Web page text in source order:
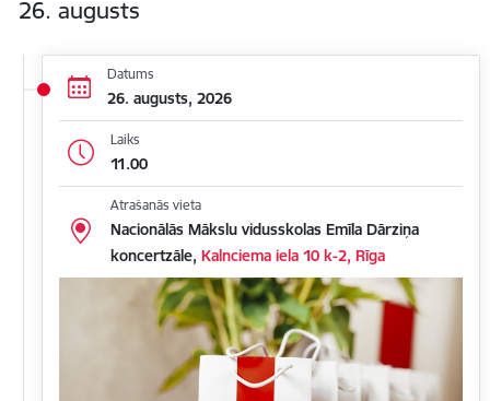
26. augusts
Datums
26. augusts, 2026
Laiks
11.00
Atrašanās vieta
Nacionālās Mākslu vidusskolas Emīla Dārziņa
koncertzāle, Kalnciema iela 10 k-2, Rīga